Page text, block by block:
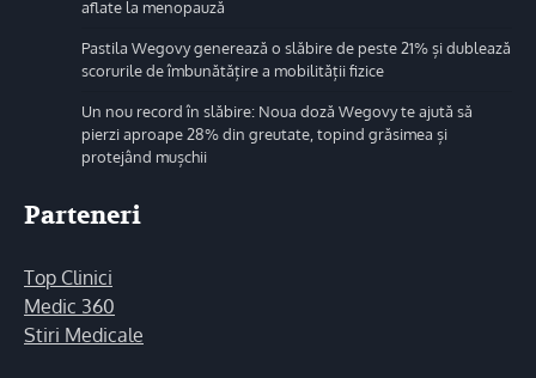
aflate la menopauză
Pastila Wegovy generează o slăbire de peste 21% și dublează
scorurile de îmbunătățire a mobilității fizice
Un nou record în slăbire: Noua doză Wegovy te ajută să
pierzi aproape 28% din greutate, topind grăsimea și
protejând mușchii
Parteneri
Top Clinici
Medic 360
Stiri Medicale